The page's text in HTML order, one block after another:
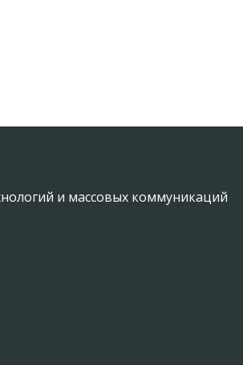
и массовых коммуникаций